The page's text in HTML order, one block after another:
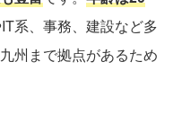
IT系、事務、建設など多
州まで拠点があるため